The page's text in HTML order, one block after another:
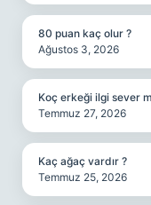
80 puan kaç olur ?
Ağustos 3, 2026
Koç erkeği ilgi sever
Temmuz 27, 2026
Kaç ağaç vardır ?
Temmuz 25, 2026